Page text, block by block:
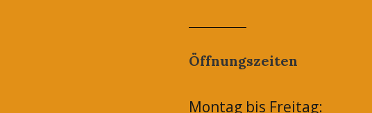
Öffnungszeiten
Montag bis Freitag: